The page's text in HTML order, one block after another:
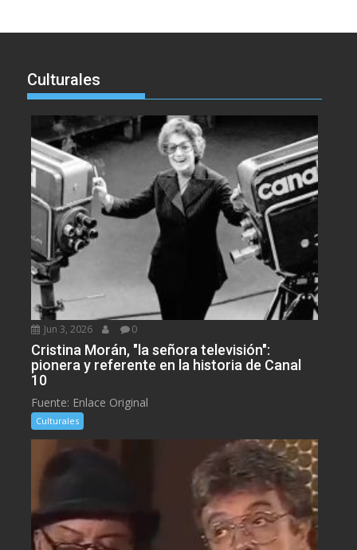
Culturales
Jun 3, 2026 0
Cristina Morán, "la señora televisión":
pionera y referente en la historia de Canal
10
Fuente: Enlace Original
Culturales